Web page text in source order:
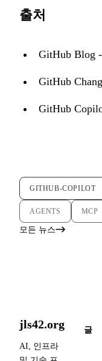
출처
GitHub Blog
GitHub
GitHub
GITHUB-COPILOT
AGENTS MCP
모든 뉴스
jls42.org
AI, 인프라
글